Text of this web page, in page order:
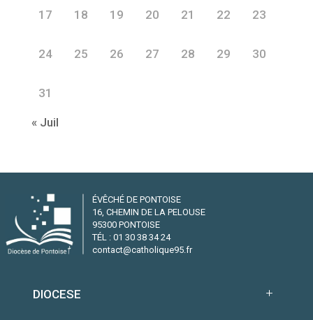
17 18 19 20 21 22 23
24 25 26 27 28 29 30
31
« Juil
ÉVÊCHÉ DE PONTOISE
16, CHEMIN DE LA PELOUSE
95300 PONTOISE
TÉL : 01 30 38 34 24
contact@catholique95.fr
DIOCESE